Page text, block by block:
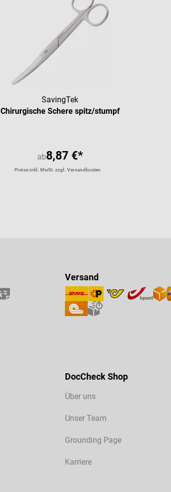
SavingTek
Chirurgische Schere spitz/stumpf
ab8,87 €*
Preise inkl. MwSt. zzgl. Versandkosten
Versand
DocCheck Shop
Über uns
Unser Team
Grounding Page
Karriere